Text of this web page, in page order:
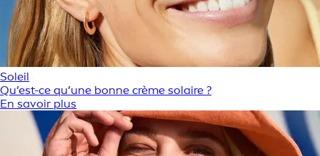
Soleil
Qu’est-ce qu’une bonne crème solaire ?
En savoir plus